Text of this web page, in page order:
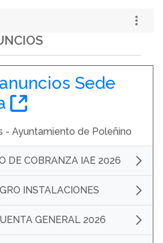
Sede
(Abre una nueva
- Ayuntamiento de Poleñino
DE COBRANZA IAE 2026
INSTALACIONES
GENERAL 2026